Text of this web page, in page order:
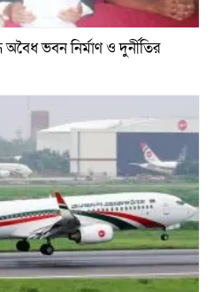
অবৈধ ভবন নির্মাণ ও দুর্নীতির